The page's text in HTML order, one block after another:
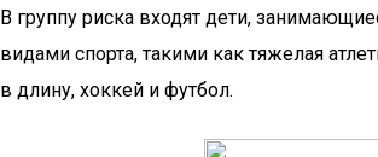
В группу риска входят дети,
видами спорта, такими как тяжелая
в длину, хоккей и футбол.